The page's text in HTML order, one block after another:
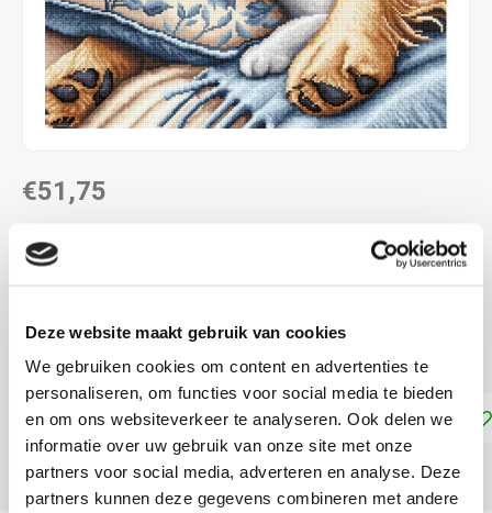
Deze website maakt gebruik van cookies
We gebruiken cookies om content en advertenties te
personaliseren, om functies voor social media te bieden
en om ons websiteverkeer te analyseren. Ook delen we
informatie over uw gebruik van onze site met onze
partners voor social media, adverteren en analyse. Deze
partners kunnen deze gegevens combineren met andere
€51,75
LEVERTIJD: CA. 1-3 WEKEN
6.3 kr/cm
telpatroonLees meer
Toevoegen aan winkelwagen
DELEN: